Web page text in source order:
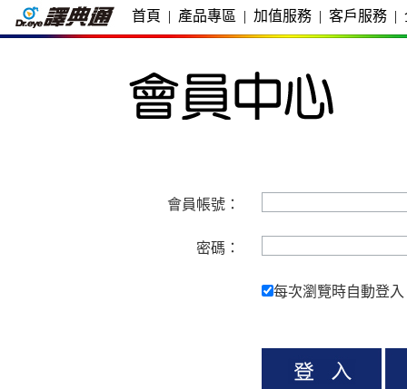
首頁 | 產品專區 | 加值服務 | 客戶服務 |
會員帳號：
密碼：
每次瀏覽時自動登入